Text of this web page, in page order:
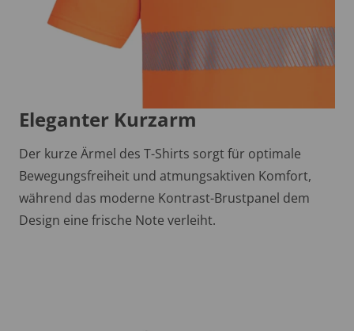
Eleganter Kurzarm
Der kurze Ärmel des T-Shirts sorgt für optimale
Bewegungsfreiheit und atmungsaktiven Komfort,
während das moderne Kontrast-Brustpanel dem
Design eine frische Note verleiht.